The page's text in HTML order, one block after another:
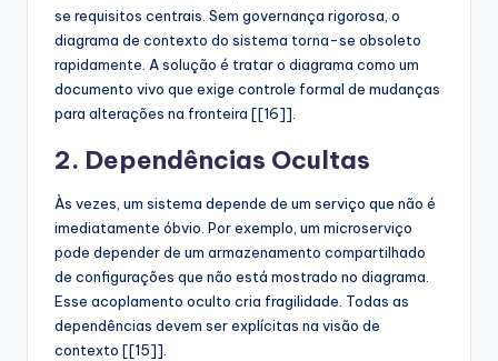
se requisitos centrais. Sem governança rigorosa, o
diagrama de contexto do sistema torna-se obsoleto
rapidamente. A solução é tratar o diagrama como um
documento vivo que exige controle formal de mudanças
para alterações na fronteira [[16]].
2. Dependências Ocultas
Às vezes, um sistema depende de um serviço que não é
imediatamente óbvio. Por exemplo, um microserviço
pode depender de um armazenamento compartilhado
de configurações que não está mostrado no diagrama.
Esse acoplamento oculto cria fragilidade. Todas as
dependências devem ser explícitas na visão de
contexto [[15]].